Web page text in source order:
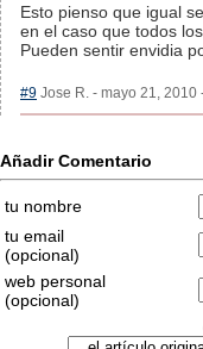
Esto pienso que igual
en el caso que todos
Pueden sentir envidia
#9 Jose R. - mayo 21, 2010
Añadir Comentario
tu nombre
tu email
(opcional)
web personal
(opcional)